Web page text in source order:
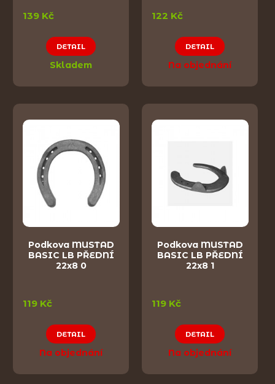
139 Kč
DETAIL
Skladem
122 Kč
DETAIL
Na objednání
Podkova MUSTAD
BASIC LB PŘEDNÍ
22x8 0
119 Kč
DETAIL
Na objednání
Podkova MUSTAD
BASIC LB PŘEDNÍ
22x8 1
119 Kč
DETAIL
Na objednání